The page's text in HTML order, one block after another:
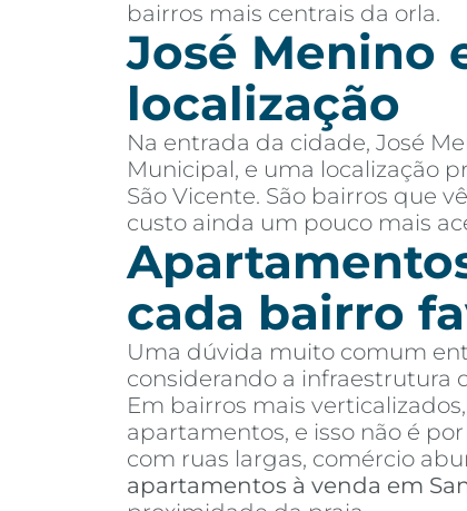
bairros mais centrais da orla.
José Menino
localização
Na entrada da cidade, José
Municipal, e uma localização
São Vicente. São bairros que
custo ainda um pouco mais
cada bairro
Uma dúvida muito comum
considerando a infraestrutura
Em bairros mais
apartamentos, e isso não é
com ruas largas, comércio
apartamentos à venda em